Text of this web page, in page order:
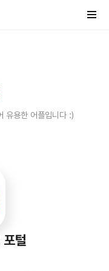
유용한 어플입니다 :)
털